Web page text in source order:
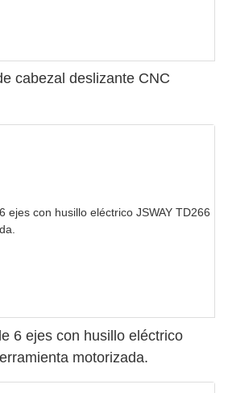
cabezal deslizante CNC
6 ejes con husillo eléctrico
motorizada.